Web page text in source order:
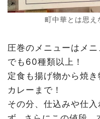
町中華とは思え
圧巻のメニューはメ
でも60種類以上！
定食も揚げ物から焼
カレーまで！
その分、仕込みや仕